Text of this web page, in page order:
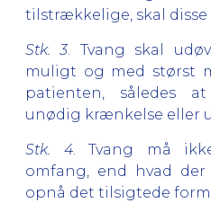
tilstrækkelige, skal disse
Stk. 3 . Tvang skal
muligt og med størst
patienten, således
unødig krænkelse eller
Stk. 4. Tvang må
omfang, end hvad
opnå det tilsigtede